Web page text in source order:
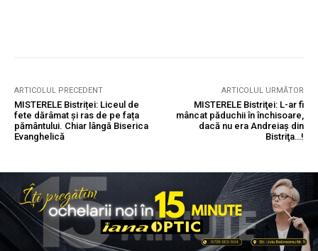
ARTICOLUL PRECEDENT
MISTERELE Bistriței: Liceul de
fete dărâmat și ras de pe fața
pământului. Chiar lângă Biserica
Evanghelică
ARTICOLUL URMĂTOR
MISTERELE Bistriţei: L-ar fi
mâncat păduchii în închisoare,
dacă nu era Andreiaş din
Bistriţa…!